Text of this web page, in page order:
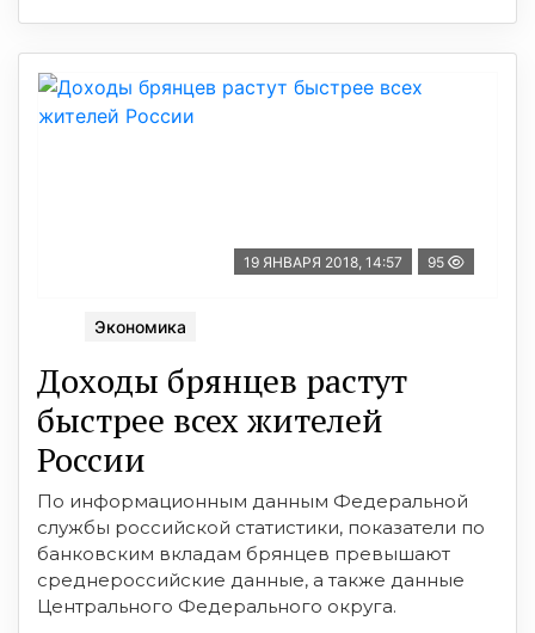
19 ЯНВАРЯ 2018, 14:57 95
Экономика
Доходы брянцев растут
быстрее всех жителей
России
По информационным данным Федеральной
службы российской статистики, показатели по
банковским вкладам брянцев превышают
среднероссийские данные, а также данные
Центрального Федерального округа.